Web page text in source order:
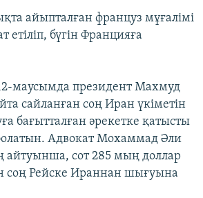
айыпталған француз мұғалімі
етіліп, бүгін Францияға
маусымда президент Махмуд
сайланған соң Иран үкіметін
бағытталған әрекетке қатысты
Адвокат Мохаммад Әли
айтуынша, сот 285 мың доллар
соң Рейске Ираннан шығуына